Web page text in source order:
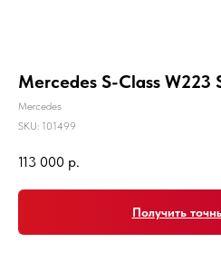
Mercedes S-Class W223
Mercedes
SKU: 101499
113 000 р.
Получить